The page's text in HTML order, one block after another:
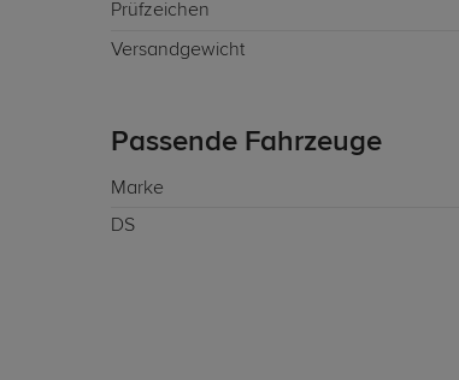
Prüfzeichen
Versandgewicht
Passende Fahrzeuge
Marke
DS